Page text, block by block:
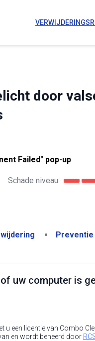
door
Failed" pop-up
Schade niveau:
Preventie
uw computer is
u een licentie van Combo
en wordt beheerd door